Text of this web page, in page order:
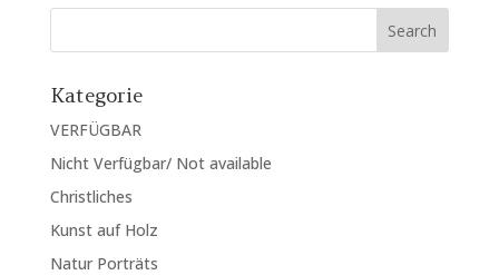
Kategorie
VERFÜGBAR
Nicht Verfügbar/ Not available
Christliches
Kunst auf Holz
Natur Porträts